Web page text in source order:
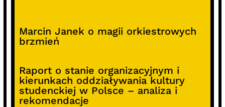
Marcin Janek o magii orkiestrowych
brzmień
Raport o stanie organizacyjnym i
kierunkach oddziaływania kultury
studenckiej w Polsce – analiza i
rekomendacje